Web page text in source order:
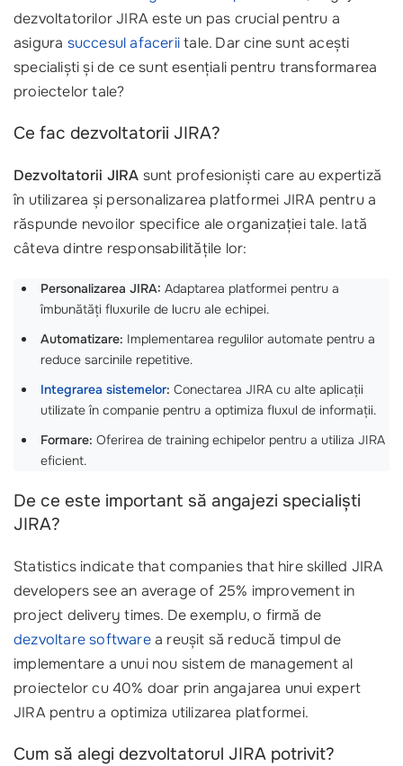
dezvoltatorilor JIRA este un pas crucial pentru a
asigura succesul afaceriitale. Dar cine sunt acești
specialiști și de ce sunt esențiali pentru transformarea
proiectelor tale?
Ce fac dezvoltatorii JIRA?
Dezvoltatorii JIRA sunt profesioniști care au expertiză
în utilizarea și personalizarea platformei JIRA pentru a
răspunde nevoilor specifice ale organizației tale. Iată
câteva dintre responsabilitățile lor:
Personalizarea JIRA: Adaptarea platformei pentru a
îmbunătăți fluxurile de lucru ale echipei.
Automatizare: Implementarea regulilor automate pentru a
reduce sarcinile repetitive.
Integrarea sistemelor: Conectarea JIRA cu alte aplicații
utilizate în companie pentru a optimiza fluxul de informații.
Formare: Oferirea de training echipelor pentru a utiliza JIRA
eficient.
De ce este important să angajezi specialiști
JIRA?
Statistics indicate that companies that hire skilled JIRA
developers see an average of 25% improvement in
project delivery times. De exemplu, o firmă de
dezvoltare softwarea reușit să reducă timpul de
implementare a unui nou sistem de management al
proiectelor cu 40% doar prin angajarea unui expert
JIRA pentru a optimiza utilizarea platformei.
Cum să alegi dezvoltatorul JIRA potrivit?